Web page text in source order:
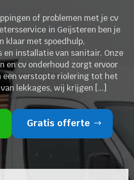
of problemen met je cv
in Geijsteren ben je
klaar met spoedhulp,
installatie van sanitair.​ Onze
en cv onderhoud zorgt ervoor
een verstopte riolering tot het
lekkages, wij krijgen […]
Gratis offerte